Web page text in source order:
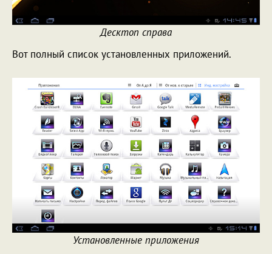
Десктоп справа
Вот полный список установленных приложений.
Установленные приложения